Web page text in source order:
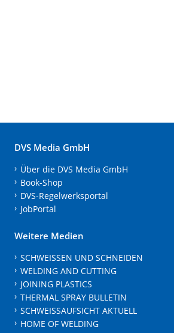
DVS Media GmbH
Über die DVS Media GmbH
Book-Shop
DVS-Regelwerksportal
JobPortal
Weitere Medien
SCHWEISSEN UND SCHNEIDEN
WELDING AND CUTTING
JOINING PLASTICS
THERMAL SPRAY BULLETIN
SCHWEISSAUFSICHT AKTUELL
HOME OF WELDING